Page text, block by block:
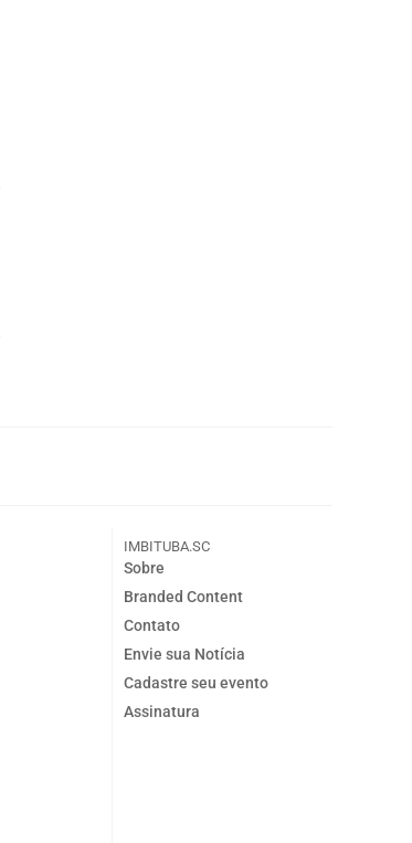
IMBITUBA.SC
Sobre
Branded Content
Contato
Envie sua Notícia
Cadastre seu evento
Assinatura